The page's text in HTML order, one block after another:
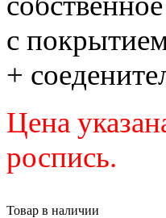
с
+
Цена
роспись.
Товар в наличии